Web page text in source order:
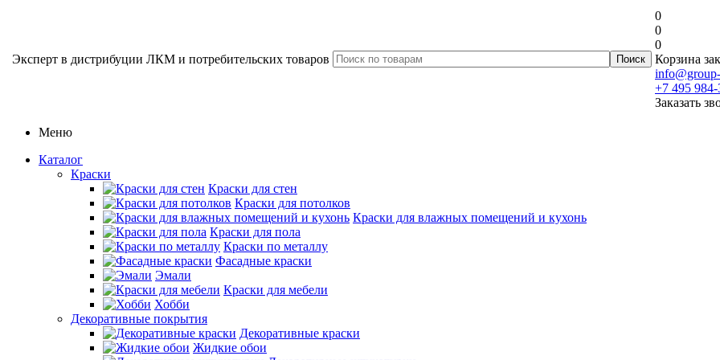
Эксперт в дистрибуции ЛКМ и потребительских товаров
0
0
0
Корзина
+7 495
Заказать
Меню
Каталог
Краски
Краски для стен
Краски для потолков
Краски для влажных помещений и кухонь
Краски для пола
Краски по металлу
Фасадные краски
Эмали
Краски для мебели
Хобби
Декоративные покрытия
Декоративные краски
Жидкие обои